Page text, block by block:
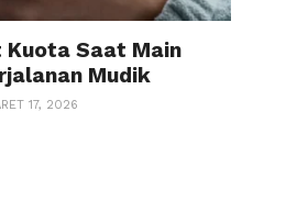
Kuota Saat Main
Mudik
17, 2026